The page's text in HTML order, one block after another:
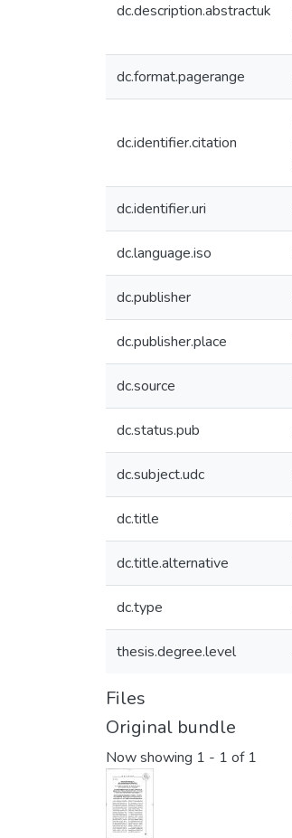
dc.description.abstractuk
dc.format.pagerange
dc.identifier.citation
dc.identifier.uri
dc.language.iso
dc.publisher
dc.publisher.place
dc.source
dc.status.pub
dc.subject.udc
dc.title
dc.title.alternative
dc.type
thesis.degree.level
Files
Original bundle
Now showing 1 - 1 of 1